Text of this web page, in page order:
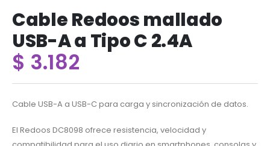
Cable Redoos mallado
USB-A a Tipo C 2.4A
$ 3.182
Cable USB-A a USB-C para carga y sincronización de datos.
El Redoos DC8098 ofrece resistencia, velocidad y